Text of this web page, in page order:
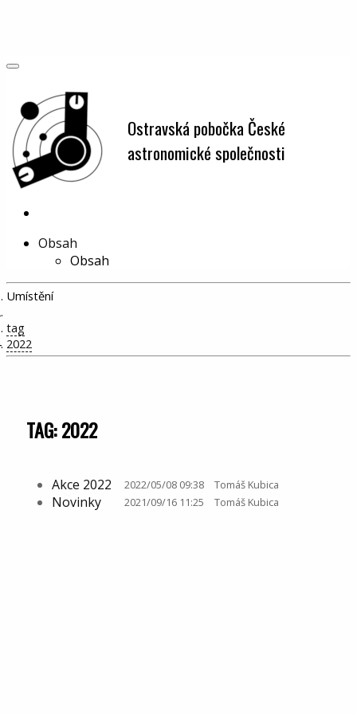
Ostravská pobočka České
astronomické společnosti
Obsah
Obsah
Umístění
tag
2022
TAG: 2022
Akce 2022 2022/05/08 09:38 Tomáš Kubica
Novinky 2021/09/16 11:25 Tomáš Kubica